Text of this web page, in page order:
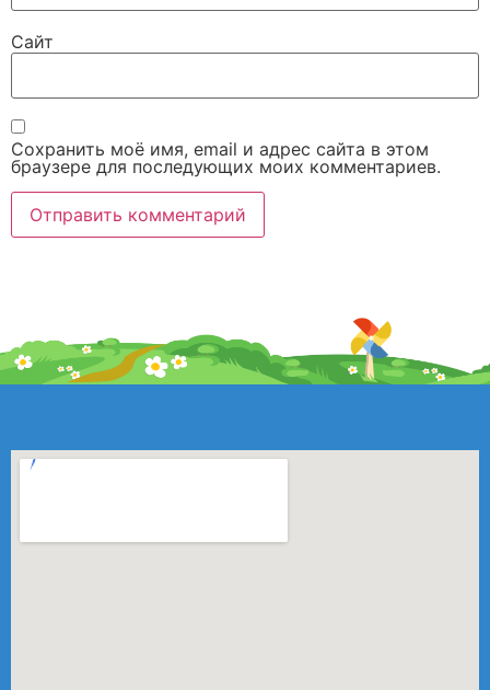
Сайт
Сохранить моё имя, email и адрес сайта в этом
браузере для последующих моих комментариев.